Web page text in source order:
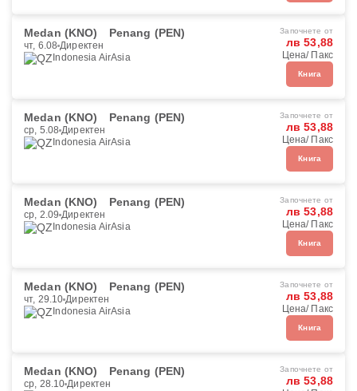
Medan (KNO) Penang (PEN)
чт, 6.08 Директен
Indonesia AirAsia
Започнете от
лв 53,88
Цена/ Пакс
Книга
Medan (KNO) Penang (PEN)
ср, 5.08 Директен
Indonesia AirAsia
Започнете от
лв 53,88
Цена/ Пакс
Книга
Medan (KNO) Penang (PEN)
ср, 2.09 Директен
Indonesia AirAsia
Започнете от
лв 53,88
Цена/ Пакс
Книга
Medan (KNO) Penang (PEN)
чт, 29.10 Директен
Indonesia AirAsia
Започнете от
лв 53,88
Цена/ Пакс
Книга
Medan (KNO) Penang (PEN)
ср, 28.10 Директен
Започнете от
лв 53,88